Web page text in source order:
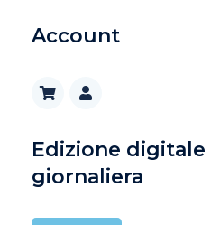
Account
Edizione digitale
giornaliera